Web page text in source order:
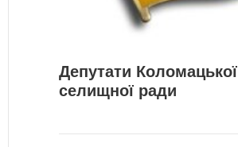
Депутати Коломацької
селищної ради